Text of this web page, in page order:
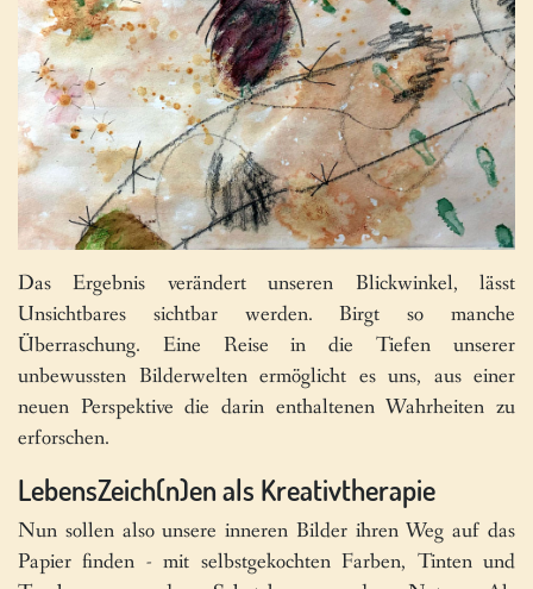
Das Ergebnis verändert unseren Blickwinkel, lässt
Unsichtbares sichtbar werden. Birgt so manche
Überraschung. Eine Reise in die Tiefen unserer
unbewussten Bilderwelten ermöglicht es uns, aus einer
neuen Perspektive die darin enthaltenen Wahrheiten zu
erforschen.
LebensZeich(n)en als Kreativtherapie
Nun sollen also unsere inneren Bilder ihren Weg auf das
Papier finden - mit selbstgekochten Farben, Tinten und